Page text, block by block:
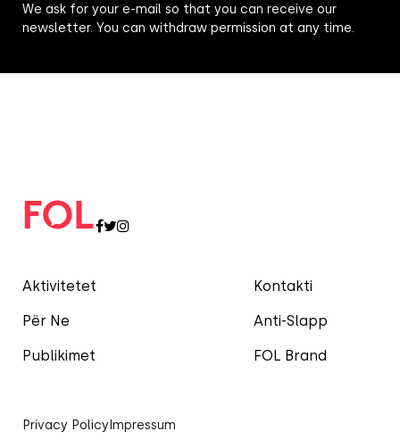
Aktivitetet
Për Ne
Publikimet
Kontakti
Anti-Slapp
FOL Brand
Privacy Policy Impressum
We ask for your e-mail so that you can receive our
newsletter. You can withdraw permission at any time.